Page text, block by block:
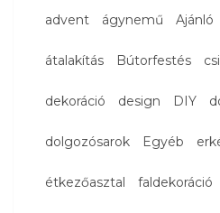
advent ágynemű Ajánló
átalakítás Bútorfestés
dekoráció design DIY
dolgozósarok Egyéb
étkezőasztal faldekoráció